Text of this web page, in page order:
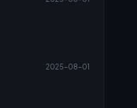
2025-08-01